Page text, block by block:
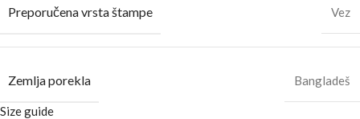
Preporučena vrsta štampe Vez
Zemlja porekla Bangladeš
Size guide